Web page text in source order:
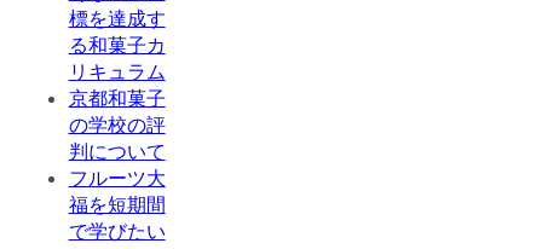
標を達成す
る和菓子カ
リキュラム
京都和菓子
の学校の評
判について
フルーツ大
福を短期間
で学びたい